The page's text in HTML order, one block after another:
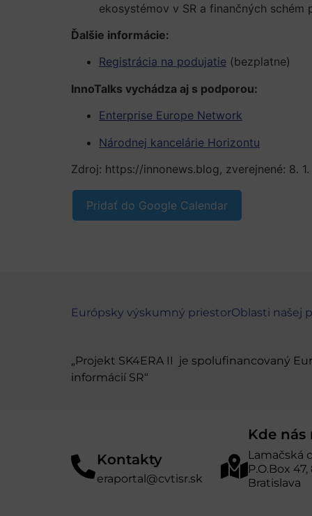
ekosystémov v SR a finančných
Ďalšie informácie:
Registrácia na podujatie (bezplatne)
InnoTalks vychádza aj s podporou:
Enterprise Europe Network
Národnej kancelárie Horizontu
Zdroj: https://innonews.blog, zverejnené: 8.
Pridať do Google Calendar
Európsky výskumný priestorOblasti našej
„Projekt SK4ERA II je spolufinancovaný
informácií SR“
Kontakty
eraportal@cvtisr.sk
Kde nás
Lamačská
P.O.Box
Bratislava